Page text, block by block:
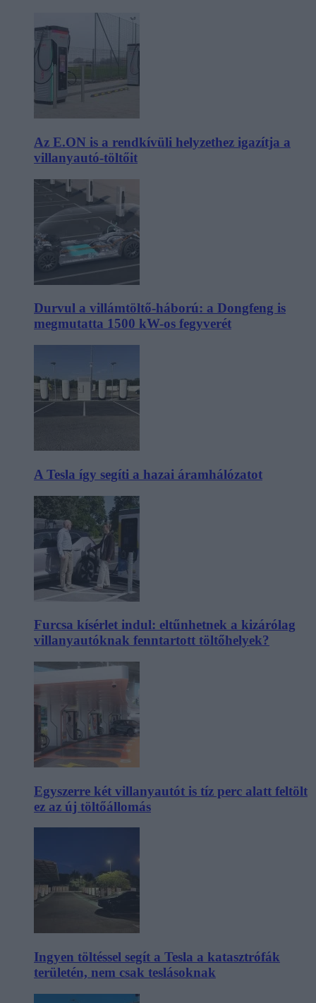
Az E.ON is a rendkívüli helyzethez igazítja a
villanyautó-töltőit
Durvul a villámtöltő-háború: a Dongfeng is
megmutatta 1500 kW-os fegyverét
A Tesla így segíti a hazai áramhálózatot
Furcsa kísérlet indul: eltűnhetnek a kizárólag
villanyautóknak fenntartott töltőhelyek?
Egyszerre két villanyautót is tíz perc alatt feltölt
ez az új töltőállomás
Ingyen töltéssel segít a Tesla a katasztrófák
területén, nem csak teslásoknak